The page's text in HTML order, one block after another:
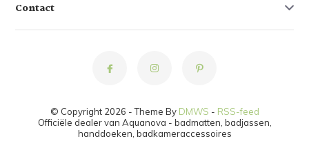
Contact
© Copyright 2026 - Theme By DMWS - RSS-feed
Officiële dealer van Aquanova - badmatten, badjassen,
handdoeken, badkameraccessoires